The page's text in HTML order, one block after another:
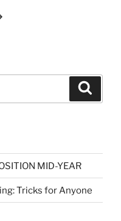
MID-YEAR
Tricks for Anyone